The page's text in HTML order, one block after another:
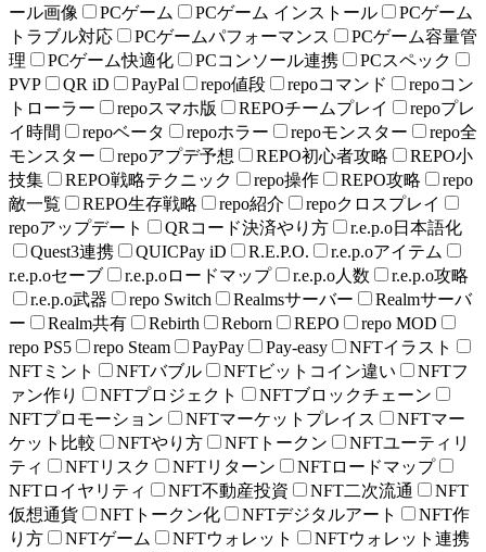
ール画像
PCゲーム PCゲーム インストール
PCゲーム
トラブル対応
PCゲームパフォーマンス
PCゲーム容量管
理
PCゲーム快適化 PCコンソール連携
PCスペック
PVP
QR iD PayPal repo値段 repoコマンド
repoコン
トローラー
repoスマホ版 REPOチームプレイ
repoプレ
イ時間
repoベータ repoホラー repoモンスター
repo全
モンスター
repoアプデ予想 REPO初心者攻略
REPO小
技集
REPO戦略テクニック repo操作 REPO攻略
repo
敵一覧
REPO生存戦略 repo紹介
repoクロスプレイ
repoアップデート
QRコード決済やり方
r.e.p.o日本語化
Quest3連携
QUICPay iD R.E.P.O.
r.e.p.oアイテム
r.e.p.oセーブ
r.e.p.oロードマップ r.e.p.o人数
r.e.p.o攻略
r.e.p.o武器
repo Switch Realmsサーバー
Realmサーバ
ー
Realm共有 Rebirth Reborn REPO
repo MOD
repo PS5
repo Steam PayPay Pay-easy
NFTイラスト
NFTミント
NFTバブル NFTビットコイン違い
NFTフ
ァン作り
NFTプロジェクト
NFTブロックチェーン
NFTプロモーション
NFTマーケットプレイス
NFTマー
ケット比較
NFTやり方 NFTトークン
NFTユーティリ
ティ
NFTリスク NFTリターン
NFTロードマップ
NFTロイヤリティ
NFT不動産投資 NFT二次流通
NFT
仮想通貨
NFTトークン化 NFTデジタルアート
NFT作
り方
NFTゲーム NFTウォレット
NFTウォレット連携